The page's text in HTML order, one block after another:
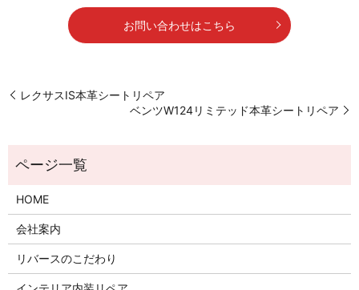
お問い合わせはこちら
レクサスIS本革シートリペア
ベンツW124リミテッド本革シートリペア
HOME
会社案内
リバースのこだわり